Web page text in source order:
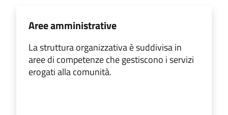
Aree amministrative
La struttura organizzativa è suddivisa in
aree di competenze che gestiscono i servizi
erogati alla comunità.